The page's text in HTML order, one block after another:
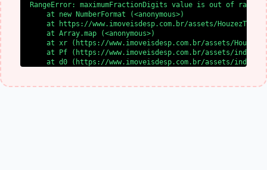
RangeError: maximumFractionDigits value is out of range.
    at new NumberFormat (<anonymous>)
at https://www.imoveisdesp.com.br/assets/
    at Array.map (<anonymous>)
at xr (https://www.imoveisdesp.com.br/assets/
at Pf (https://www.imoveisdesp.com.br/assets/index-
at d0 (https://www.imoveisdesp.com.br/assets/index-
at l0 (https://www.imoveisdesp.com.br/assets/index-
at SS (https://www.imoveisdesp.com.br/assets/index-